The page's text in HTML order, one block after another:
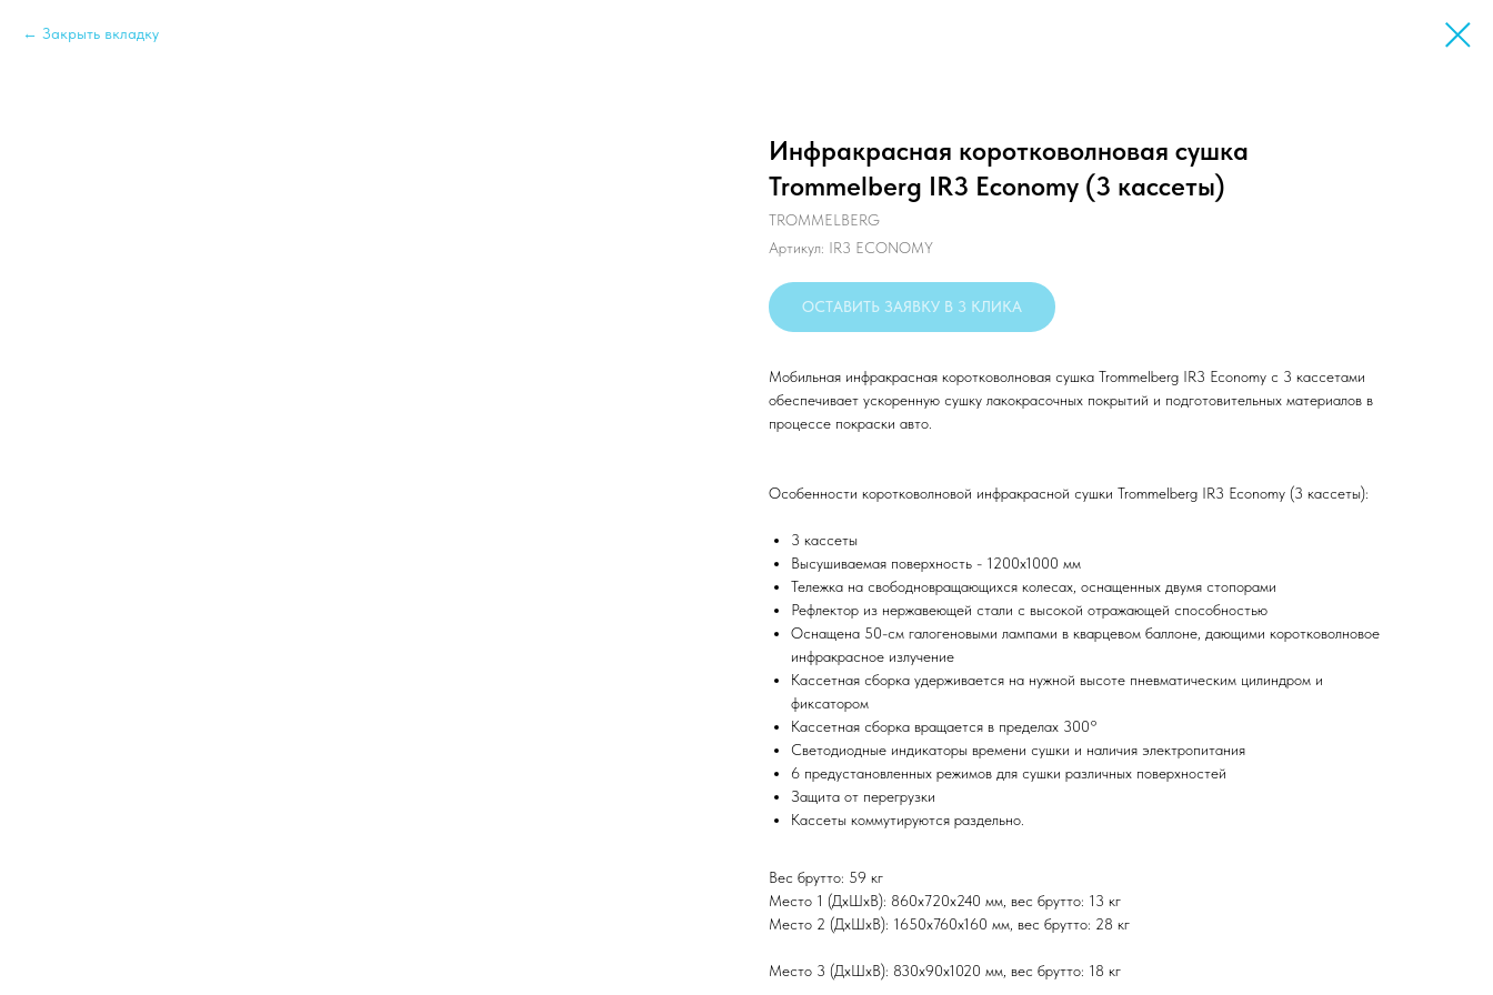
Закрыть вкладку
Инфракрасная коротковолновая сушка
Trommelberg IR3 Economy (3 кассеты)
TROMMELBERG
Артикул: IR3 ECONOMY
ОСТАВИТЬ ЗАЯВКУ В 3 КЛИКА
Мобильная инфракрасная коротковолновая сушка Trommelberg IR3 Economy с 3 кассетами
обеспечивает ускоренную сушку лакокрасочных покрытий и подготовительных материалов в
процессе покраски авто.
Особенности коротковолновой инфракрасной сушки Trommelberg IR3 Economy (3 кассеты):
3 кассеты
Высушиваемая поверхность - 1200х1000 мм
Тележка на свободновращающихся колесах, оснащенных двумя стопорами
Рефлектор из нержавеющей стали с высокой отражающей способностью
Оснащена 50-см галогеновыми лампами в кварцевом баллоне, дающими коротковолновое
инфракрасное излучение
Кассетная сборка удерживается на нужной высоте пневматическим цилиндром и
фиксатором
Кассетная сборка вращается в пределах 300°
Светодиодные индикаторы времени сушки и наличия электропитания
6 предустановленных режимов для сушки различных поверхностей
Защита от перегрузки
Кассеты коммутируются раздельно.
Вес брутто: 59 кг
Место 1 (ДхШхВ): 860х720х240 мм, вес брутто: 13 кг
Место 2 (ДхШхВ): 1650х760х160 мм, вес брутто: 28 кг
Место 3 (ДхШхВ): 830х90х1020 мм, вес брутто: 18 кг